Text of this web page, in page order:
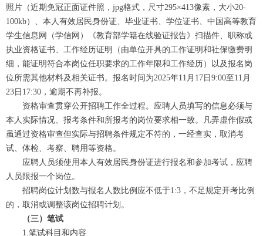
照片（近期免冠正面证件照，jpg格式，尺寸295×413像素，大小20-
100kb）、本人有效居民身份证、毕业证书、学位证书、中国高等教育
学生信息网（学信网）《教育部学籍在线验证报告》扫描件、职称或
执业资格证书、工作经历证明（由单位开具的工作证明和社保缴费明
细，能证明符合本岗位任职要求的工作年限和工作经历）以及报名岗
位所需其他材料及相关证书。报名时间为2025年11月17日9:00至11月
23日17:30，逾期不再补报。
资格审查贯穿公开招聘工作全过程。应聘人员填写的信息必须与
本人实际情况、报考条件和所报考的岗位要求相一致。凡弄虚作假或
虽通过资格审查但实际与招聘条件规定不符的，一经查实，取消考
试、体检、考察、聘用等资格。
应聘人员须使用本人有效居民身份证进行报名和参加考试，应聘
人员限报一个岗位。
招聘岗位计划数与报名人数比例应不低于1:3，不足规定开考比例
的，取消或调整该岗位招聘计划。
（三）笔试
1.笔试科目和内容